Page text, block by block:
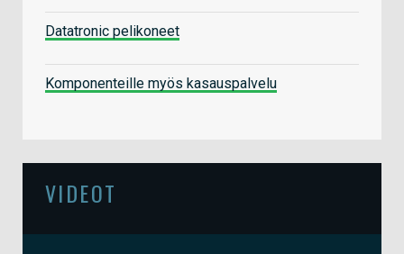
Datatronic pelikoneet
Komponenteille myös kasauspalvelu
VIDEOT